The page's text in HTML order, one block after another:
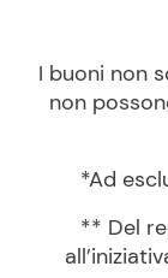
I buoni non
non
*Ad
** Del